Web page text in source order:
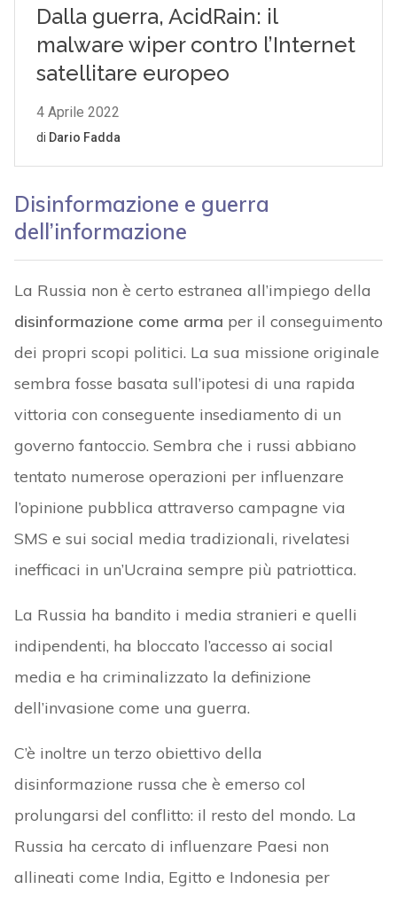
Disinformazione e guerra
dell’informazione
La Russia non è certo estranea all’impiego della
disinformazione come arma per il conseguimento
dei propri scopi politici. La sua missione originale
sembra fosse basata sull’ipotesi di una rapida
vittoria con conseguente insediamento di un
governo fantoccio. Sembra che i russi abbiano
tentato numerose operazioni per influenzare
l’opinione pubblica attraverso campagne via
SMS e sui social media tradizionali, rivelatesi
inefficaci in un’Ucraina sempre più patriottica.
La Russia ha bandito i media stranieri e quelli
indipendenti, ha bloccato l’accesso ai social
media e ha criminalizzato la definizione
dell’invasione come una guerra.
C’è inoltre un terzo obiettivo della
disinformazione russa che è emerso col
prolungarsi del conflitto: il resto del mondo. La
Russia ha cercato di influenzare Paesi non
allineati come India, Egitto e Indonesia per